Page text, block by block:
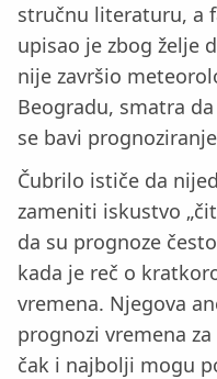
stručnu literaturu, a
upisao je zbog želje
nije završio
Beogradu, smatra
se bavi
Čubrilo ističe da
zameniti iskustvo
da su prognoze
kada je reč o
vremena. Njegova
prognozi vremena
čak i najbolji mogu